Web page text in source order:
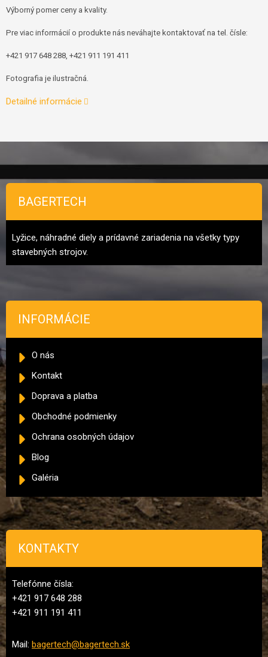
Výborný pomer ceny a kvality.
Pre viac informácií o produkte nás neváhajte kontaktovať na tel. čísle:
+421 917 648 288, +421 911 191 411
Fotografia je ilustračná.
Detailné informácie
BAGERTECH
Lyžice, náhradné diely a prídavné zariadenia na všetky typy
stavebných strojov.
INFORMÁCIE
O nás
Kontakt
Doprava a platba
Obchodné podmienky
Ochrana osobných údajov
Blog
Galéria
KONTAKTY
Telefónne čísla:
+421 917 648 288
+421 911 191 411
Mail: bagertech@bagertech.sk